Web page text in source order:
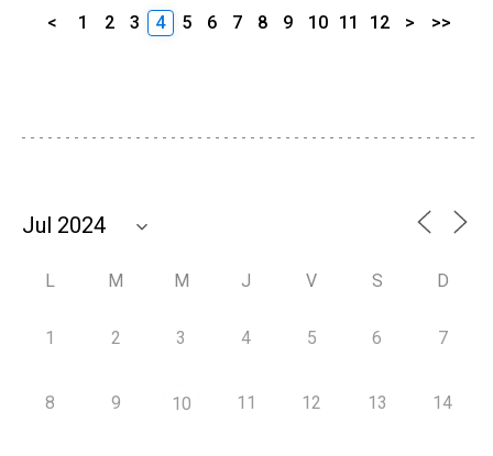
< 1 2 3 4 5 6 7 8 9 10 11 12 > >>
L M M J V S D
1 2 3 4 5 6 7
8 9 10 11 12 13 14